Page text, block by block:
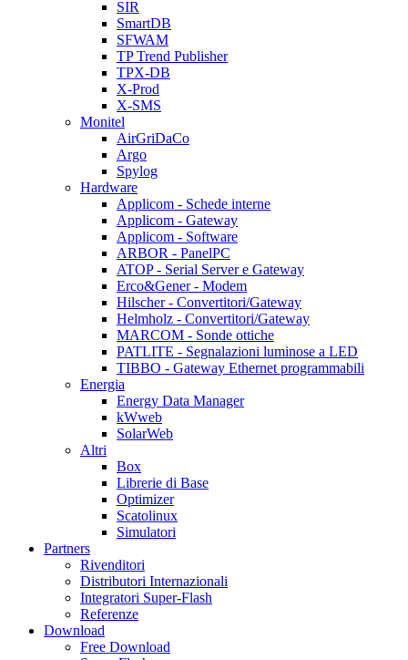
SIR
SmartDB
SFWAM
TP Trend Publisher
TPX-DB
X-Prod
X-SMS
Monitel
AirGriDaCo
Argo
Spylog
Hardware
Applicom - Schede interne
Applicom - Gateway
Applicom - Software
ARBOR - PanelPC
ATOP - Serial Server e Gateway
Erco&Gener - Modem
Hilscher - Convertitori/Gateway
Helmholz - Convertitori/Gateway
MARCOM - Sonde ottiche
PATLITE - Segnalazioni luminose a LED
TIBBO - Gateway Ethernet programmabili
Energia
Energy Data Manager
kWweb
SolarWeb
Altri
Box
Librerie di Base
Optimizer
Scatolinux
Simulatori
Partners
Rivenditori
Distributori Internazionali
Integratori Super-Flash
Referenze
Download
Free Download